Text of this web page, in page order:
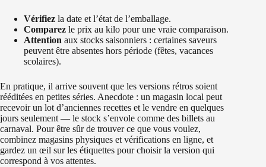
Vérifiez la date et l’état de l’emballage.
Comparez le prix au kilo pour une vraie comparaison.
Attention aux stocks saisonniers : certaines saveurs
peuvent être absentes hors période (fêtes, vacances
scolaires).
En pratique, il arrive souvent que les versions rétros soient
rééditées en petites séries. Anecdote : un magasin local peut
recevoir un lot d’anciennes recettes et le vendre en quelques
jours seulement — le stock s’envole comme des billets au
carnaval. Pour être sûr de trouver ce que vous voulez,
combinez magasins physiques et vérifications en ligne, et
gardez un œil sur les étiquettes pour choisir la version qui
correspond à vos attentes.